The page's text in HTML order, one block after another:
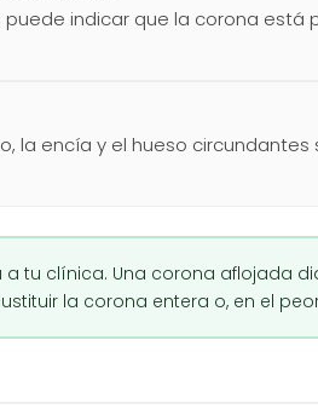
indicar que la corona
la encía y el hueso
a tu clínica. Una corona aflojada
la corona entera o, en el